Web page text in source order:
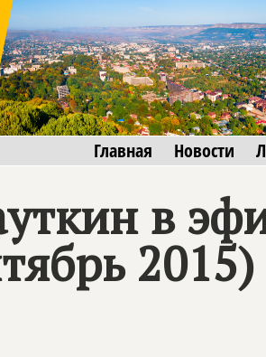
Главная Новости
в
2015)